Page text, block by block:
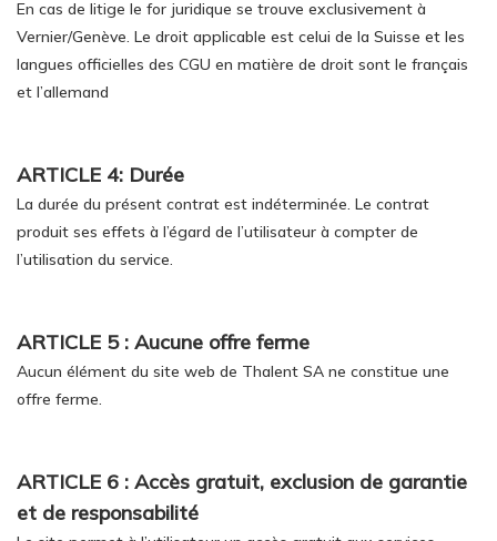
En cas de litige le for juridique se trouve exclusivement à
Vernier/Genève. Le droit applicable est celui de la Suisse et les
langues officielles des CGU en matière de droit sont le français
et l’allemand
ARTICLE 4: Durée
La durée du présent contrat est indéterminée. Le contrat
produit ses effets à l’égard de l’utilisateur à compter de
l’utilisation du service.
ARTICLE 5 : Aucune offre ferme
Aucun élément du site web de Thalent SA ne constitue une
offre ferme.
ARTICLE 6 : Accès gratuit, exclusion de garantie
et de responsabilité